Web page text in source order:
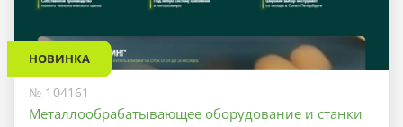
НОВИНКА
№ 104161
Металлообрабатывающее оборудование и станки